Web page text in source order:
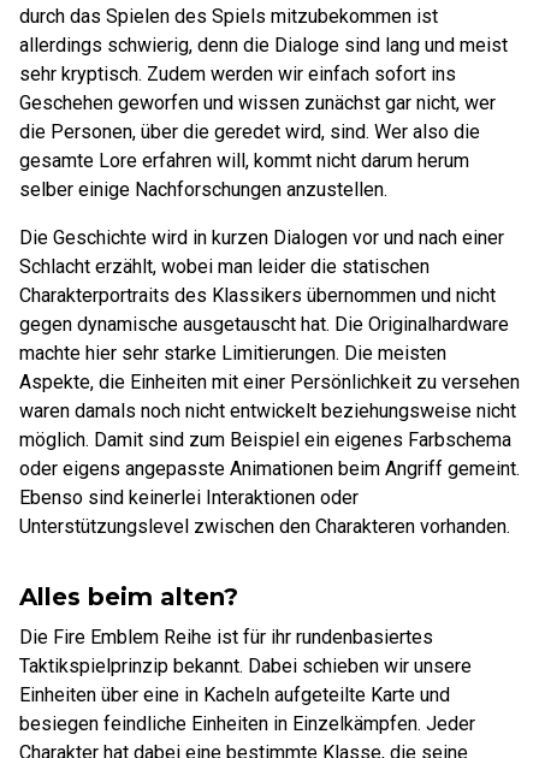
durch das Spielen des Spiels mitzubekommen ist
allerdings schwierig, denn die Dialoge sind lang und meist
sehr kryptisch. Zudem werden wir einfach sofort ins
Geschehen geworfen und wissen zunächst gar nicht, wer
die Personen, über die geredet wird, sind. Wer also die
gesamte Lore erfahren will, kommt nicht darum herum
selber einige Nachforschungen anzustellen.
Die Geschichte wird in kurzen Dialogen vor und nach einer
Schlacht erzählt, wobei man leider die statischen
Charakterportraits des Klassikers übernommen und nicht
gegen dynamische ausgetauscht hat. Die Originalhardware
machte hier sehr starke Limitierungen. Die meisten
Aspekte, die Einheiten mit einer Persönlichkeit zu versehen
waren damals noch nicht entwickelt beziehungsweise nicht
möglich. Damit sind zum Beispiel ein eigenes Farbschema
oder eigens angepasste Animationen beim Angriff gemeint.
Ebenso sind keinerlei Interaktionen oder
Unterstützungslevel zwischen den Charakteren vorhanden.
Alles beim alten?
Die Fire Emblem Reihe ist für ihr rundenbasiertes
Taktikspielprinzip bekannt. Dabei schieben wir unsere
Einheiten über eine in Kacheln aufgeteilte Karte und
besiegen feindliche Einheiten in Einzelkämpfen. Jeder
Charakter hat dabei eine bestimmte Klasse, die seine